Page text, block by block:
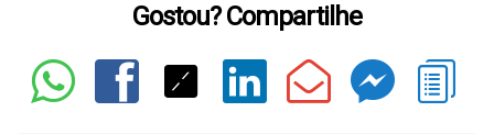
Gostou? Compartilhe